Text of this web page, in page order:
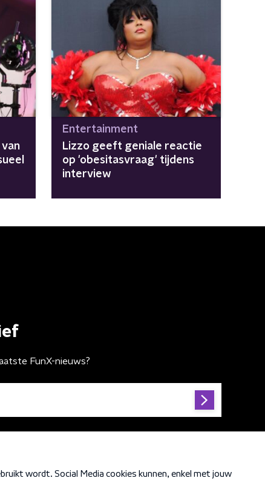
Entertainment
Lizzo geeft geniale reactie
op 'obesitasvraag' tijdens
interview
FunX-nieuws?